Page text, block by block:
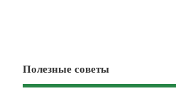
Полезные советы